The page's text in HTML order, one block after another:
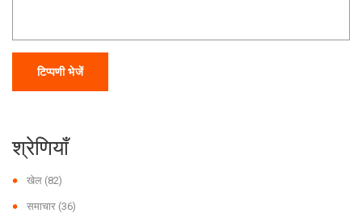
टिप्पणी भेजें
श्रेणियाँ
खेल (82)
समाचार (36)